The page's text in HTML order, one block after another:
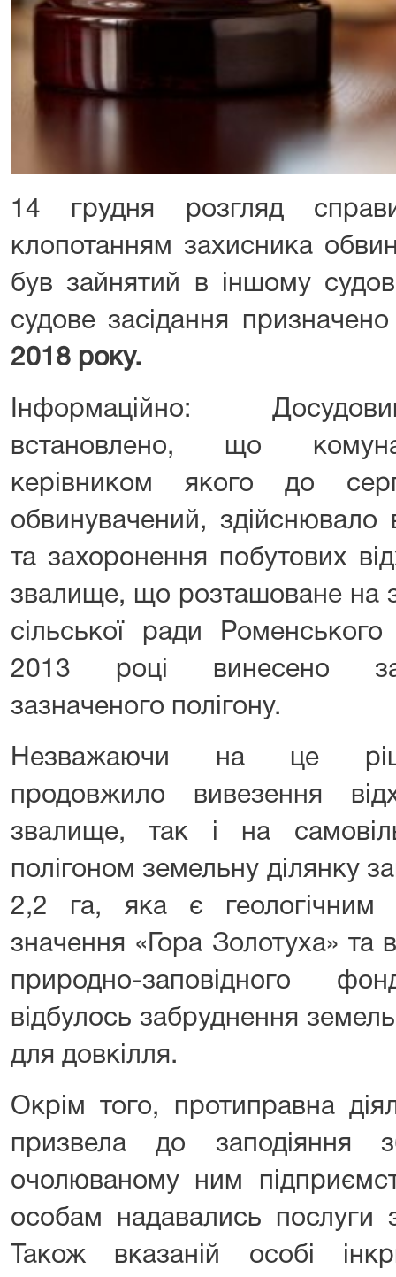
14 грудня розгляд
клопотанням захисника
був зайнятий в іншому
судове засідання
2018 року.
Інформаційно:
встановлено, що
керівником якого до
обвинувачений, здійснювало
та захоронення побутових
звалище, що розташоване на
сільської ради
2013 році винесено
зазначеного полігону.
Незважаючи на це
продовжило вивезення
звалище, так і на
полігоном земельну ділянку
2,2 га, яка є геологічним
значення «Гора Золотуха» та
природно-заповідного
відбулось забруднення
для довкілля.
Окрім того, протиправна
призвела до заподіяння
очолюваному ним
особам надавались послуги
Також вказаній особі